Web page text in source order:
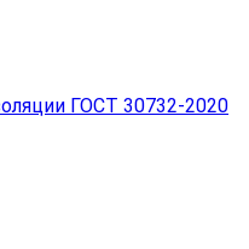
ГОСТ 30732-2020